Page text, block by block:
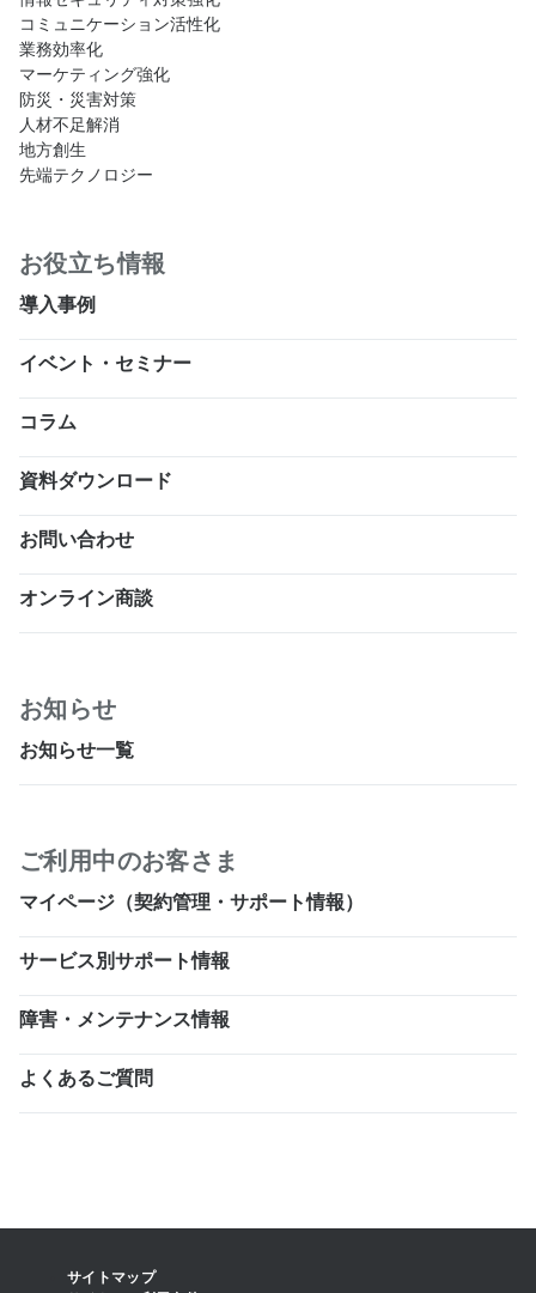
コミュニケーション活性化
業務効率化
マーケティング強化
防災・災害対策
人材不足解消
地方創生
先端テクノロジー
お役立ち情報
導入事例
イベント・セミナー
コラム
資料ダウンロード
お問い合わせ
オンライン商談
お知らせ
お知らせ一覧
ご利用中のお客さま
マイページ（契約管理・サポート情報）
サービス別サポート情報
障害・メンテナンス情報
よくあるご質問
サイトマップ